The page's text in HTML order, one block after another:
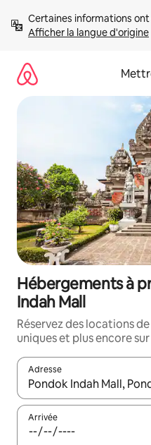
directement
Afficher la langue d'origine
Hébergements à
Indah Mall
Réservez des locations
uniques et plus encore
Adresse
Lorsque les résultats
Arrivée